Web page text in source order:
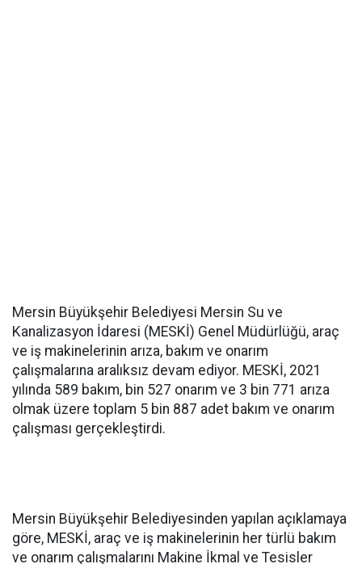
Mersin Büyükşehir Belediyesi Mersin Su ve
Kanalizasyon İdaresi (MESKİ) Genel Müdürlüğü, araç
ve iş makinelerinin arıza, bakım ve onarım
çalışmalarına aralıksız devam ediyor. MESKİ, 2021
yılında 589 bakım, bin 527 onarım ve 3 bin 771 arıza
olmak üzere toplam 5 bin 887 adet bakım ve onarım
çalışması gerçekleştirdi.
Mersin Büyükşehir Belediyesinden yapılan açıklamaya
göre, MESKİ, araç ve iş makinelerinin her türlü bakım
ve onarım çalışmalarını Makine İkmal ve Tesisler